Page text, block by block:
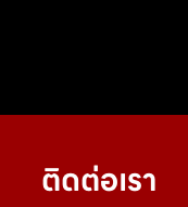
ติดต่อเรา